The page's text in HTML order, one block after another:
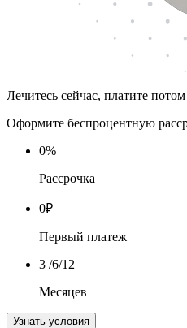
Лечитесь сейчас, платите
Оформите беспроцентную
0%
Рассрочка
0₽
Первый платеж
3 /6/12
Месяцев
Узнать условия